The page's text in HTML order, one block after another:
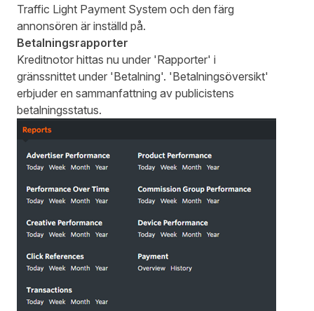
Traffic Light Payment System och den färg
annonsören är inställd på.
Betalningsrapporter
Kreditnotor hittas nu under 'Rapporter' i
gränssnittet under 'Betalning'. 'Betalningsöversikt'
erbjuder en sammanfattning av publicistens
betalningsstatus.